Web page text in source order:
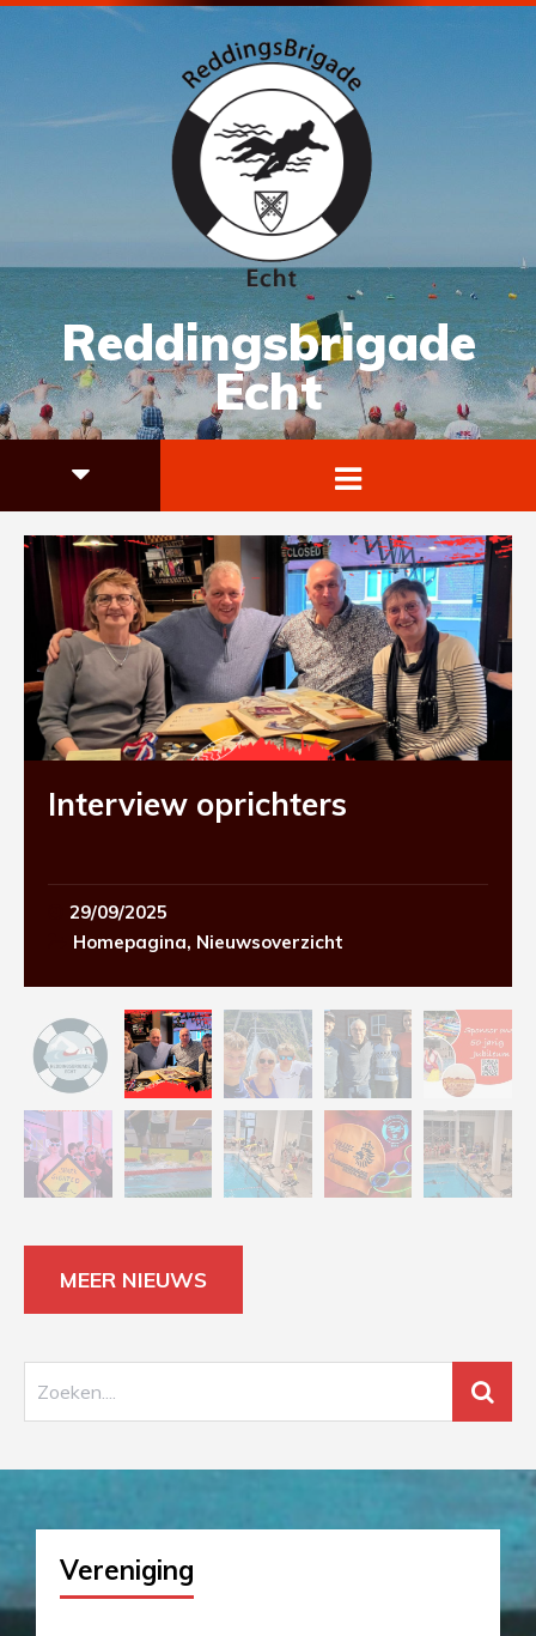
Reddingsbrigade
Echt
Interview oprichters
29/09/2025
Homepagina, Nieuwsoverzicht
MEER NIEUWS
Vereniging